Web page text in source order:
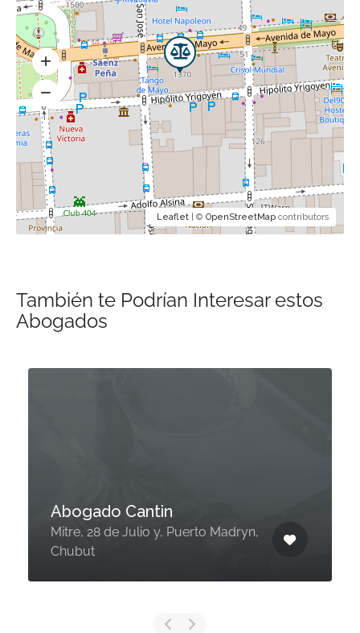
Leaflet | © OpenStreetMap contributors
También te Podrían Interesar estos
Abogados
Abogado Cantin
Mitre, 28 de Julio y, Puerto Madryn,
Chubut